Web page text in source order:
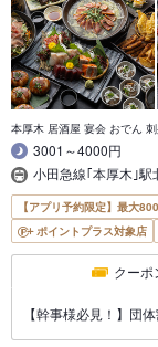
本厚木 居酒屋 宴会 おでん
3001～4000円
小田急線｢本厚木｣
【アプリ予約限定】最大
ポイントプラス対象店
クーポ
【幹事様必見！】団